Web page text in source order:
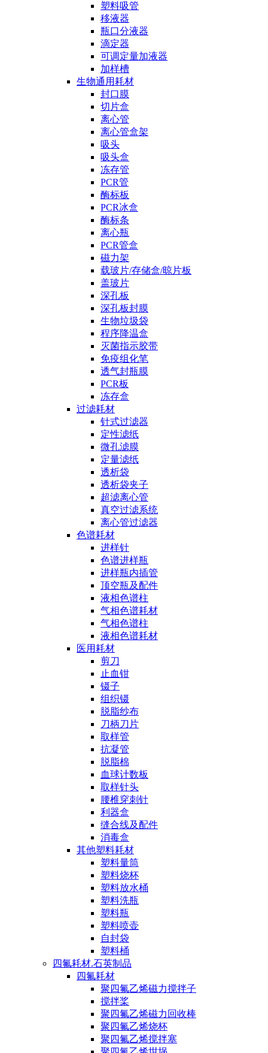
塑料吸管
移液器
瓶口分液器
滴定器
可调定量加液器
加样槽
生物通用耗材
封口膜
切片盒
离心管
离心管盒架
吸头
吸头盒
冻存管
PCR管
酶标板
PCR冰盒
酶标条
离心瓶
PCR管盒
磁力架
载玻片/存储盒/晾片板
盖玻片
深孔板
深孔板封膜
生物垃圾袋
程序降温盒
灭菌指示胶带
免疫组化笔
透气封瓶膜
PCR板
冻存盒
过滤耗材
针式过滤器
定性滤纸
微孔滤膜
定量滤纸
透析袋
透析袋夹子
超滤离心管
真空过滤系统
离心管过滤器
色谱耗材
进样针
色谱进样瓶
进样瓶内插管
顶空瓶及配件
液相色谱柱
气相色谱耗材
气相色谱柱
液相色谱耗材
医用耗材
剪刀
止血钳
镊子
组织镊
脱脂纱布
刀柄刀片
取样管
抗凝管
脱脂棉
血球计数板
取样针头
腰椎穿刺针
利器盒
缝合线及配件
消毒盒
其他塑料耗材
塑料量筒
塑料烧杯
塑料放水桶
塑料洗瓶
塑料瓶
塑料喷壶
自封袋
塑料桶
四氟耗材.石英制品
四氟耗材
聚四氟乙烯磁力搅拌子
搅拌桨
聚四氟乙烯磁力回收棒
聚四氟乙烯烧杯
聚四氟乙烯搅拌塞